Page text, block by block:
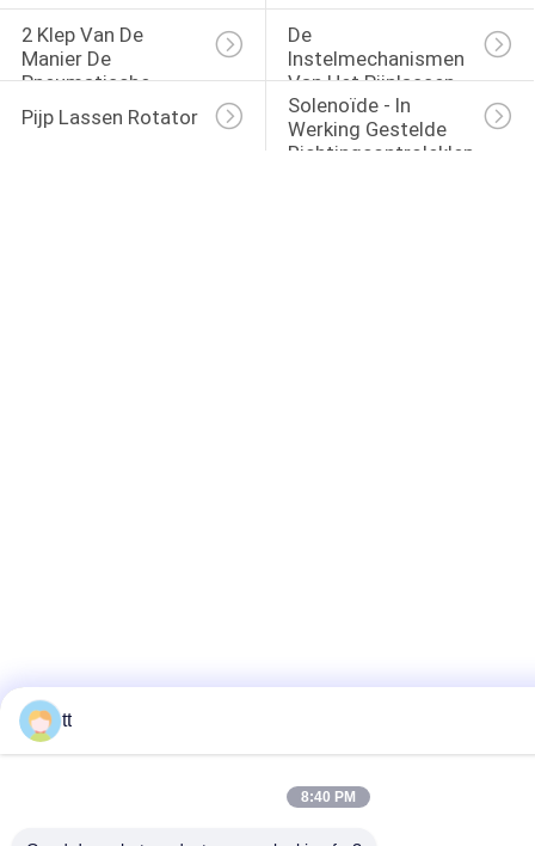
2 Klep Van De
Manier De
Pneumatische
Solenoïde
De
Instelmechanismen
Van Het Pijplassen
Pijp Lassen Rotator
Solenoïde - In
Werking Gestelde
Richtingcontroleklep
tt
8:40 PM